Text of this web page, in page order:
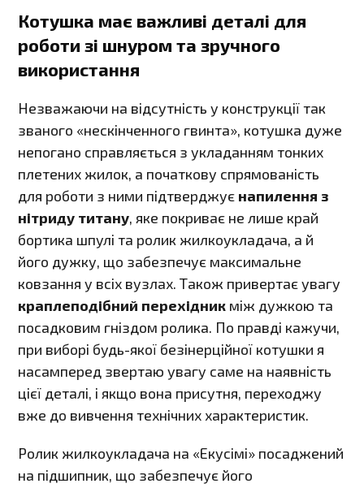
Котушка має важливі деталі для
роботи зі шнуром та зручного
використання
Незважаючи на відсутність у конструкції так
званого «нескінченного гвинта», котушка дуже
непогано справляється з укладанням тонких
плетених жилок, а початкову спрямованість
для роботи з ними підтверджує напилення з
нітриду титану, яке покриває не лише край
бортика шпулі та ролик жилкоукладача, а й
його дужку, що забезпечує максимальне
ковзання у всіх вузлах. Також привертає увагу
краплеподібний перехідник між дужкою та
посадковим гніздом ролика. По правді кажучи,
при виборі будь-якої безінерційної котушки я
насамперед звертаю увагу саме на наявність
цієї деталі, і якщо вона присутня, переходжу
вже до вивчення технічних характеристик.
Ролик жилкоукладача на «Екусімі» посаджений
на підшипник, що забезпечує його